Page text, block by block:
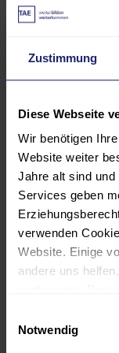
Zustimmung
Diese Webseite
Wir benötigen
Website weiter
Jahre alt sind und
Services geben
verwenden
Website. Einige
andere uns
personalisierte
von Anzeigen
Notwendig
Nach